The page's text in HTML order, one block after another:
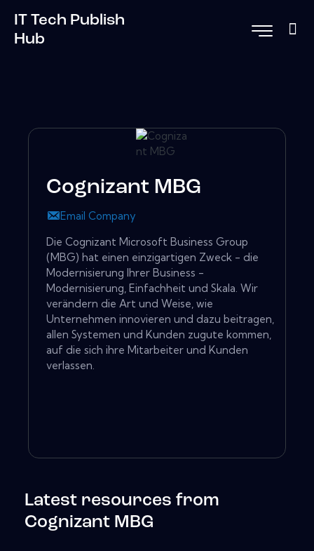
IT Tech Publish
Hub
Cognizant MBG
Email Company
Die Cognizant Microsoft Business Group
(MBG) hat einen einzigartigen Zweck - die
Modernisierung Ihrer Business -
Modernisierung, Einfachheit und Skala. Wir
verändern die Art und Weise, wie
Unternehmen innovieren und dazu beitragen,
allen Systemen und Kunden zugute kommen,
auf die sich ihre Mitarbeiter und Kunden
verlassen.
Latest resources from
Cognizant MBG